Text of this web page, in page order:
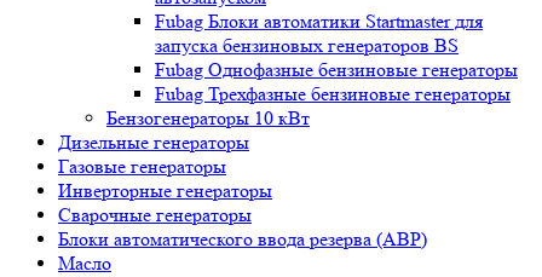
Fubag Блоки автоматики Startmaster для
запуска бензиновых генераторов BS
Fubag Однофазные бензиновые генераторы
Fubag Трехфазные бензиновые генераторы
Бензогенераторы 10 кВт
Дизельные генераторы
Газовые генераторы
Инверторные генераторы
Сварочные генераторы
Блоки автоматического ввода резерва (АВР)
Масло